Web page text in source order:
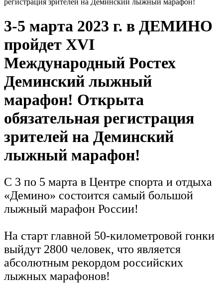
3-5 марта 2023 г. в ДЕМИНО
пройдет XVI
Международный Ростех
Деминский лыжный
марафон! Открыта
обязательная регистрация
зрителей на Деминский
лыжный марафон!
С 3 по 5 марта в Центре спорта и отдыха
«Демино» состоится самый большой
лыжный марафон России!
На старт главной 50-километровой гонки
выйдут 2800 человек, что является
абсолютным рекордом российских
лыжных марафонов!